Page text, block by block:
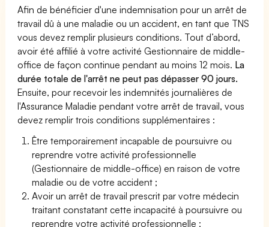
Afin de bénéficier d'une indemnisation pour un arrêt de
travail dû à une maladie ou un accident, en tant que TNS
vous devez remplir plusieurs conditions. Tout d’abord,
avoir été affilié à votre activité Gestionnaire de middle-
office de façon continue pendant au moins 12 mois. La
durée totale de l'arrêt ne peut pas dépasser 90 jours.
Ensuite, pour recevoir les indemnités journalières de
l'Assurance Maladie pendant votre arrêt de travail, vous
devez remplir trois conditions supplémentaires :
Être temporairement incapable de poursuivre ou
reprendre votre activité professionnelle
(Gestionnaire de middle-office) en raison de votre
maladie ou de votre accident ;
Avoir un arrêt de travail prescrit par votre médecin
traitant constatant cette incapacité à poursuivre ou
reprendre votre activité professionnelle ;